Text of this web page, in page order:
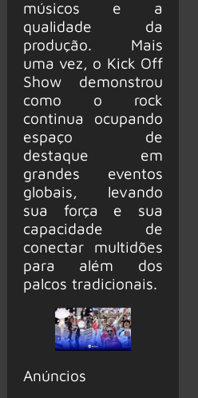
músicos e a
qualidade da
produção. Mais
uma vez, o Kick Off
Show demonstrou
como o rock
continua ocupando
espaço de
destaque em
grandes eventos
globais, levando
sua força e sua
capacidade de
conectar multidões
para além dos
palcos tradicionais.
Anúncios